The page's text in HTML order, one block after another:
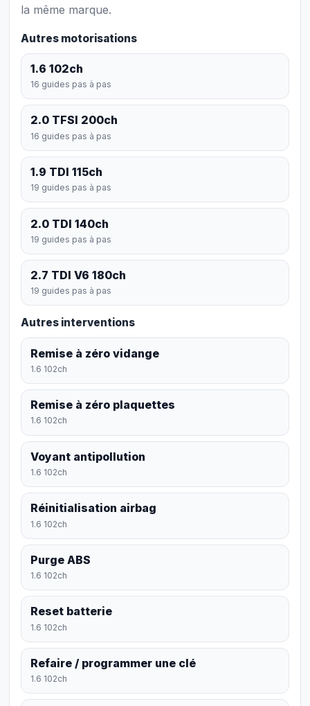
la même marque.
Autres motorisations
1.6 102ch
16 guides pas à pas
2.0 TFSI 200ch
16 guides pas à pas
1.9 TDI 115ch
19 guides pas à pas
2.0 TDI 140ch
19 guides pas à pas
2.7 TDI V6 180ch
19 guides pas à pas
Autres interventions
Remise à zéro vidange
1.6 102ch
Remise à zéro plaquettes
1.6 102ch
Voyant antipollution
1.6 102ch
Réinitialisation airbag
1.6 102ch
Purge ABS
1.6 102ch
Reset batterie
1.6 102ch
Refaire / programmer une clé
1.6 102ch